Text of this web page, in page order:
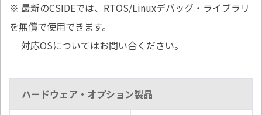
※ 最新のCSIDEでは、RTOS/Linuxデバッグ・ライブラリ
を無償で使用できます。
対応OSについてはお問い合ください。
ハードウェア・オプション製品